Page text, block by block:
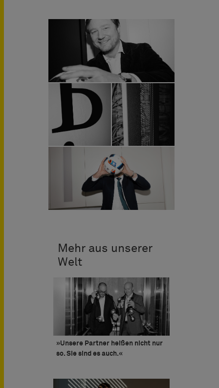
Mehr aus unserer
Welt
»Unsere Partner heißen nicht nur
so. Sie sind es auch.«